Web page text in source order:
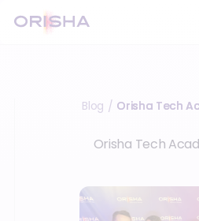
Blog / Orisha Tech
Orisha Tech